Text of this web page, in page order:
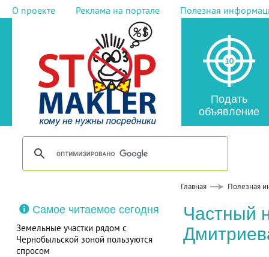
О проекте Реклама на портале Полезная
Подать
объявление
Главная Полезная
Самое читаемое сегодня
Земельные участки рядом с
Чернобыльской зоной пользуются
спросом
Частный